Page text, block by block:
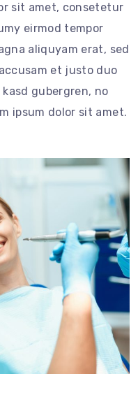
sit amet, consetetur
eirmod tempor
aliquyam erat, sed
et justo duo
gubergren, no
ipsum dolor sit amet.